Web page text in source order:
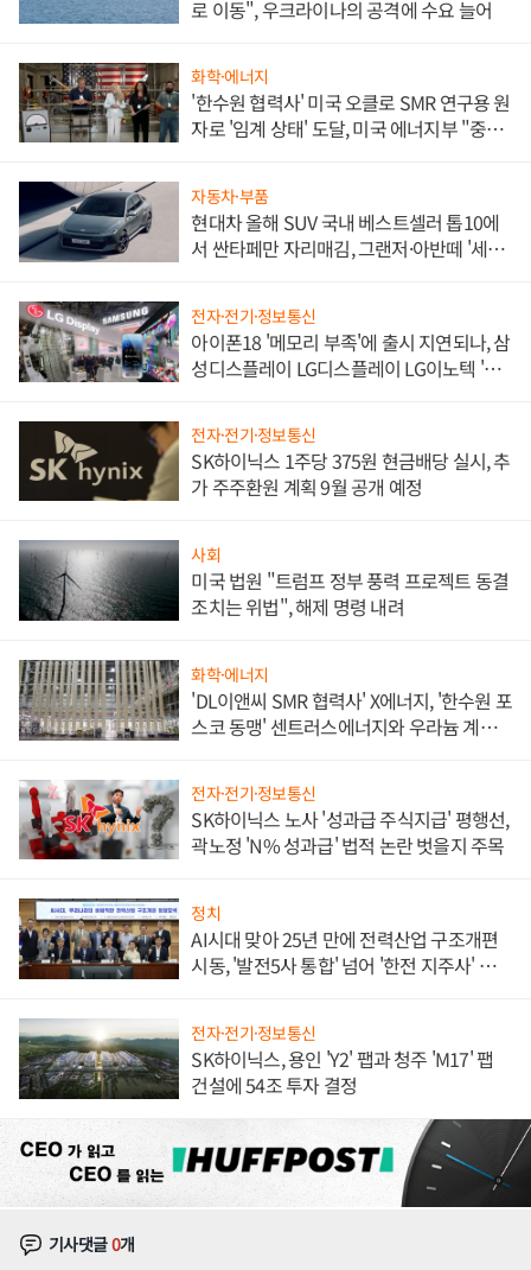
로 이동", 우크라이나의 공격에 수요 늘어
화학·에너지
'한수원 협력사' 미국 오클로 SMR 연구용 원
자로 '임계 상태' 도달, 미국 에너지부 "중요
자동차·부품
현대차 올해 SUV 국내 베스트셀러 톱10에
서 싼타페만 자리매김, 그랜저·아반떼 '세단
전자·전기·정보통신
아이폰18 '메모리 부족'에 출시 지연되나, 삼
성디스플레이 LG디스플레이 LG이노텍 '탈
전자·전기·정보통신
SK하이닉스 1주당 375원 현금배당 실시, 추
가 주주환원 계획 9월 공개 예정
사회
미국 법원 "트럼프 정부 풍력 프로젝트 동결
조치는 위법", 해제 명령 내려
화학·에너지
'DL이앤씨 SMR 협력사' X에너지, '한수원 포
스코 동맹' 센트러스에너지와 우라늄 계약
전자·전기·정보통신
SK하이닉스 노사 '성과급 주식지급' 평행선,
곽노정 'N% 성과급' 법적 논란 벗을지 주목
정치
AI시대 맞아 25년 만에 전력산업 구조개편
시동, '발전5사 통합' 넘어 '한전 지주사' 재편
전자·전기·정보통신
SK하이닉스, 용인 'Y2' 팹과 청주 'M17' 팹
건설에 54조 투자 결정
기사댓글0개